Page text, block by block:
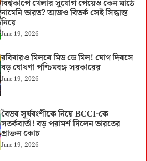
বিশ্বকাপে খেলার সুযোগ পেয়েও কেন মাঠে
নামেনি ভারত? আজও বিতর্ক সেই সিদ্ধান্ত
নিয়ে
June 19, 2026
রবিবারও মিলবে মিড ডে মিল! যোগ দিবসে
বড় ঘোষণা পশ্চিমবঙ্গ সরকারের
June 19, 2026
বৈভব সূর্যবংশীকে নিয়ে BCCI-কে
সতর্কবার্তা! বড় পরামর্শ দিলেন ভারতের
প্রাক্তন কোচ
June 19, 2026